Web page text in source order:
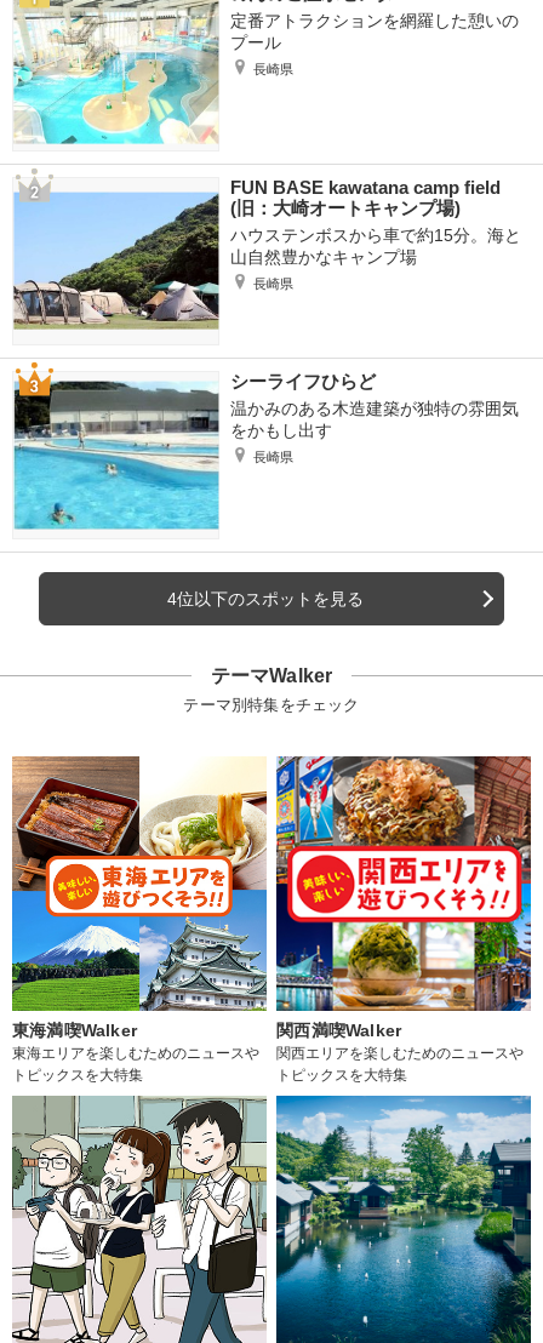
定番アトラクションを網羅した憩いの
プール
長崎県
FUN BASE kawatana camp field
(旧：大崎オートキャンプ場)
ハウステンボスから車で約15分。海と
山自然豊かなキャンプ場
長崎県
シーライフひらど
温かみのある木造建築が独特の雰囲気
をかもし出す
長崎県
4位以下のスポットを見る
テーマWalker
テーマ別特集をチェック
東海満喫Walker
東海エリアを楽しむためのニュースや
トピックスを大特集
関西満喫Walker
関西エリアを楽しむためのニュースや
トピックスを大特集